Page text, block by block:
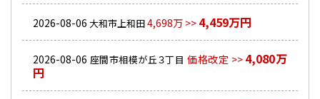
2026-08-06 大和市上和田4,698万 >> 4,459万円
2026-08-06 座間市相模が丘３丁目 価格改定 >> 4,080万
円